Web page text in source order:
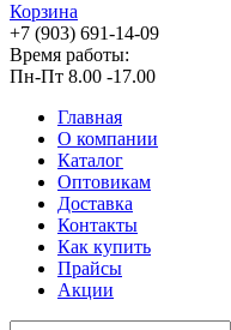
Корзина
+7 (903) 691-14-09
Время работы:
Пн-Пт 8.00 -17.00
Главная
О компании
Каталог
Оптовикам
Доставка
Контакты
Как купить
Прайсы
Акции